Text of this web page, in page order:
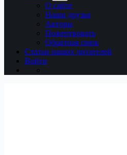
О сайте
Наши друзья
Авторы
Пожертвовать
Обратная связь
Статьи наших читателей
Войти